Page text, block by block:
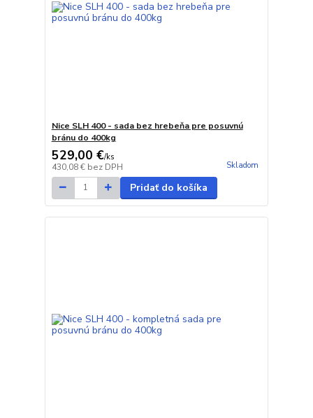
Nice SLH 400 - sada bez hrebeňa pre posuvnú
bránu do 400kg
529,00 €/ks
430,08 € bez DPH Skladom
Pridať do košíka